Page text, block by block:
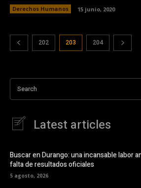
Derechos Humanos 15 junio, 2020
202 203 204
Search
Latest articles
Buscar en Durango: una incansable labor
falta de resultados oficiales
5 agosto, 2026